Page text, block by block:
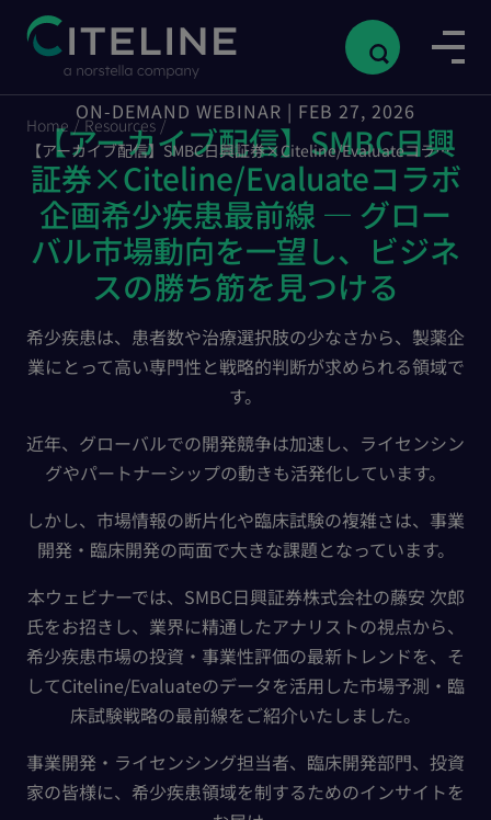
Home / Resources /
【アーカイブ配信】SMBC日興証券×Citeline/Evaluateコラボ企画希少疾患最前線 ― グローバル市場動向を一望し、ビジネスの勝ち筋を見つける
ON-DEMAND WEBINAR | FEB 27, 2026
【アーカイブ配信】SMBC日興
証券×Citeline/Evaluateコラボ
企画希少疾患最前線 ― グロー
バル市場動向を一望し、ビジネ
スの勝ち筋を見つける
希少疾患は、患者数や治療選択肢の少なさから、製薬企
業にとって高い専門性と戦略的判断が求められる領域で
す。
近年、グローバルでの開発競争は加速し、ライセンシン
グやパートナーシップの動きも活発化しています。
しかし、市場情報の断片化や臨床試験の複雑さは、事業
開発・臨床開発の両面で大きな課題となっています。
本ウェビナーでは、SMBC日興証券株式会社の藤安 次郎
氏をお招きし、業界に精通したアナリストの視点から、
希少疾患市場の投資・事業性評価の最新トレンドを、そ
してCiteline/Evaluateのデータを活用した市場予測・臨
床試験戦略の最前線をご紹介いたしました。
事業開発・ライセンシング担当者、臨床開発部門、投資
家の皆様に、希少疾患領域を制するためのインサイトを